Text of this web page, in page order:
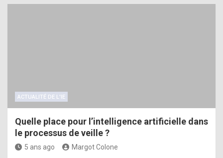
ACTUALITÉ DE L'IE
Quelle place pour l’intelligence artificielle dans
le processus de veille ?
5 ans ago Margot Colone